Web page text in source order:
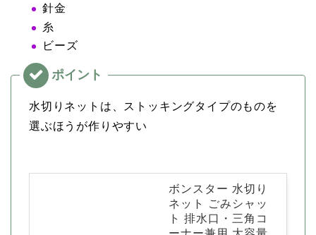
針金
糸
ビーズ
水切りネットは、ストッキングタイプのものを
選ぶほうが作りやすい
ボンスター 水切り
ネット ごみシャッ
ト 排水口・三角コ